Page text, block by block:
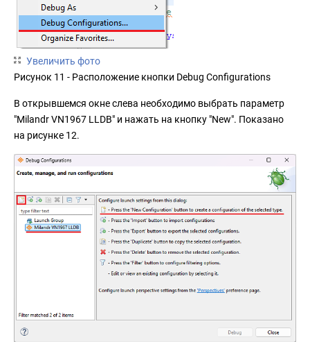
Увеличить фото
Рисунок 11 - Расположение кнопки Debug Configurations
В открывшемся окне слева необходимо выбрать параметр
"Milandr VN1967 LLDB" и нажать на кнопку "New". Показано
на рисунке 12.